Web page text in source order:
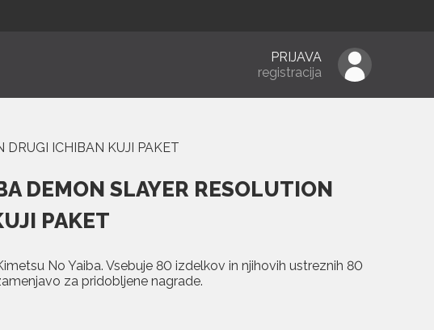
PRIJAVA
registracija
ICHIBAN KUJI PAKET
DEMON SLAYER RESOLUTION
PAKET
No Yaiba. Vsebuje 80 izdelkov in njihovih ustreznih 80
za pridobljene nagrade.